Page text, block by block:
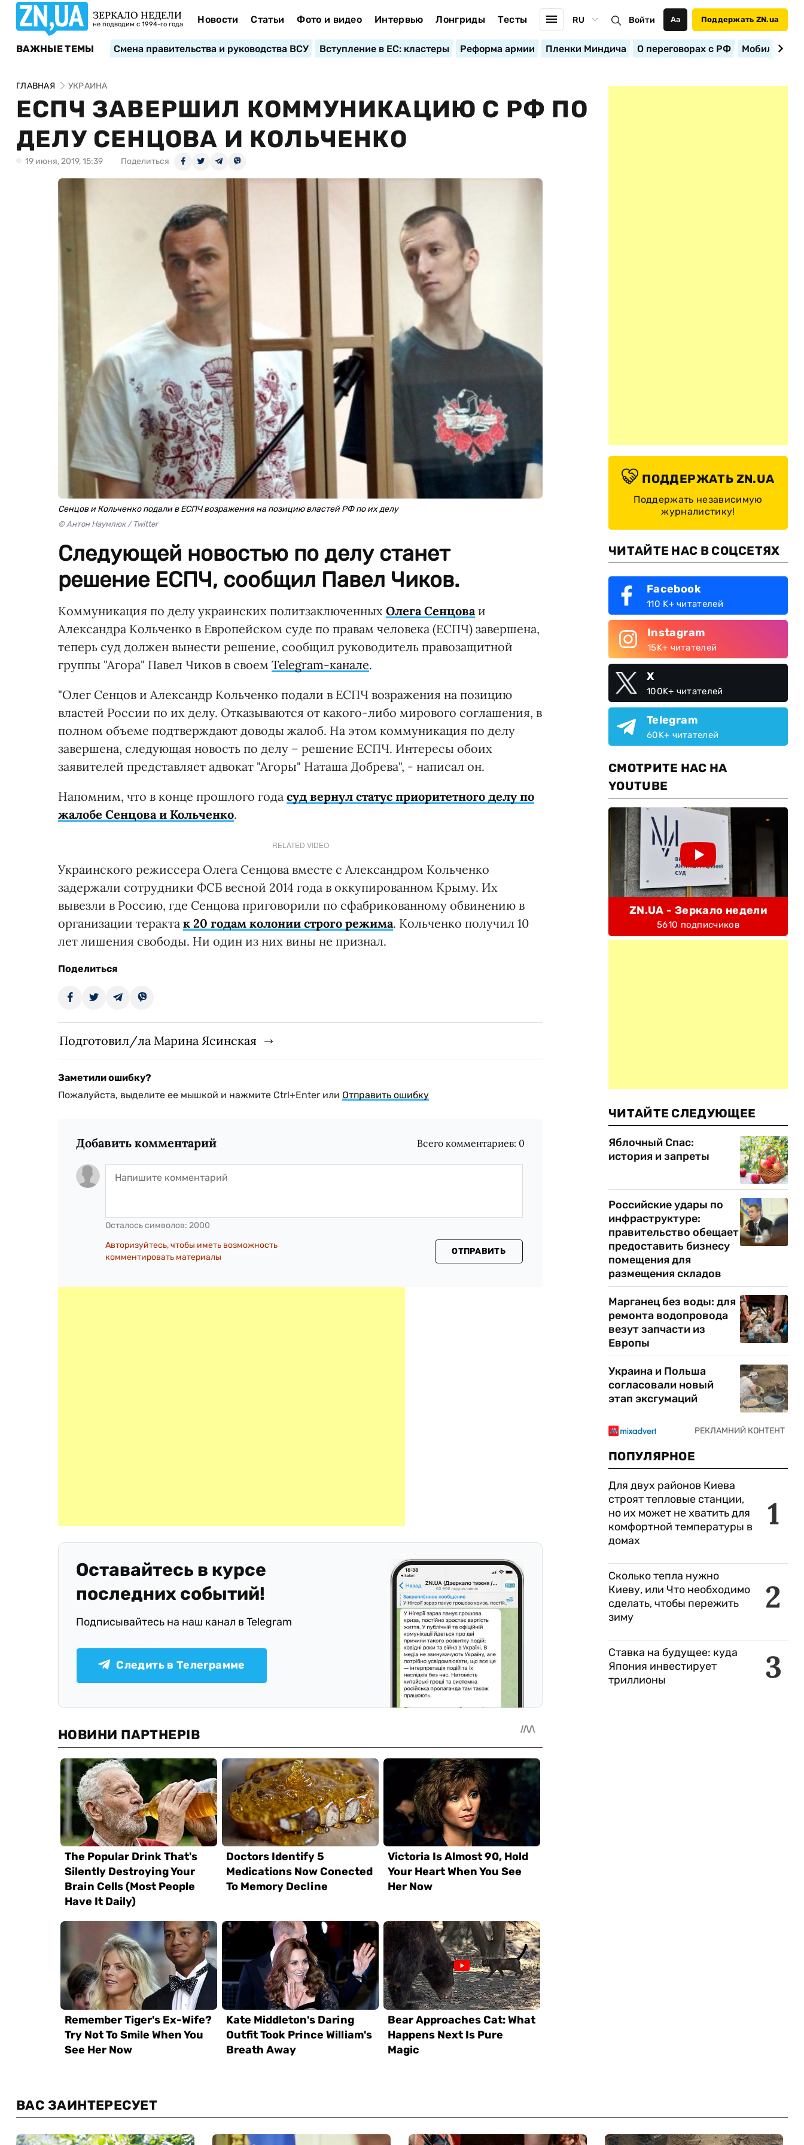
ЗЕРКАЛО НЕДЕЛИ
не подводим с 1994-го года Новости Статьи Фото и видео Интервью Лонгриды Тесты RU Войти Аа Поддержать ZN.ua
ВАЖНЫЕ ТЕМЫ Смена правительства и руководства ВСУ Вступление в ЕС: кластеры Реформа армии Пленки Миндича О переговорах с РФ
ГЛАВНАЯ УКРАИНА
ЕСПЧ ЗАВЕРШИЛ КОММУНИКАЦИЮ С РФ ПО
ДЕЛУ СЕНЦОВА И КОЛЬЧЕНКО
19 июня, 2019, 15:39 Поделиться
Сенцов и Кольченко подали в ЕСПЧ возражения на позицию властей РФ по их делу
© Антон Наумлюк / Twitter
Следующей новостью по делу станет
решение ЕСПЧ, сообщил Павел Чиков.
Коммуникация по делу украинских политзаключенных Олега Сенцова и
Александра Кольченко в Европейском суде по правам человека (ЕСПЧ) завершена,
теперь суд должен вынести решение, сообщил руководитель правозащитной
группы "Агора" Павел Чиков в своем Telegram-канале.
"Олег Сенцов и Александр Кольченко подали в ЕСПЧ возражения на позицию
властей России по их делу. Отказываются от какого-либо мирового соглашения, в
полном объеме подтверждают доводы жалоб. На этом коммуникация по делу
завершена, следующая новость по делу – решение ЕСПЧ. Интересы обоих
заявителей представляет адвокат "Агоры" Наташа Добрева", - написал он.
Напомним, что в конце прошлого года суд вернул статус приоритетного делу по
жалобе Сенцова и Кольченко.
RELATED VIDEO
Украинского режиссера Олега Сенцова вместе с Александром Кольченко
задержали сотрудники ФСБ весной 2014 года в оккупированном Крыму. Их
вывезли в Россию, где Сенцова приговорили по сфабрикованному обвинению в
организации теракта к 20 годам колонии строго режима. Кольченко получил 10
лет лишения свободы. Ни один из них вины не признал.
Поделиться
Подготовил/ла Марина Ясинская
Заметили ошибку?
Пожалуйста, выделите ее мышкой и нажмите Ctrl+Enter или Отправить ошибку
Добавить комментарий Всего комментариев: 0
Осталось символов: 2000
Авторизуйтесь, чтобы иметь возможность
комментировать материалы
ОТПРАВИТЬ
Оставайтесь в курсе
последних событий!
Подписывайтесь на наш канал в Telegram
Следить в Телеграмме
ПОДДЕРЖАТЬ ZN.UA
Поддержать независимую
журналистику!
ЧИТАЙТЕ НАС В СОЦСЕТЯХ
Facebook
110 K+ читателей
Instagram
15K+ читателей
X
100K+ читателей
Telegram
60K+ читателей
СМОТРИТЕ НАС НА
YOUTUBE
ZN.UA - Зеркало недели
5610 подписчиков
ЧИТАЙТЕ СЛЕДУЮЩЕЕ
Яблочный Спас:
история и запреты
Российские удары по
инфраструктуре:
правительство обещает
предоставить бизнесу
помещения для
размещения складов
Марганец без воды: для
ремонта водопровода
везут запчасти из
Европы
Украина и Польша
согласовали новый
этап эксгумаций
ПОПУЛЯРНОЕ
1
Для двух районов Киева
строят тепловые станции,
но их может не хватить для
комфортной температуры в
домах
2
Сколько тепла нужно
Киеву, или Что необходимо
сделать, чтобы пережить
зиму
3
Ставка на будущее: куда
Япония инвестирует
триллионы
ВАС ЗАИНТЕРЕСУЕТ